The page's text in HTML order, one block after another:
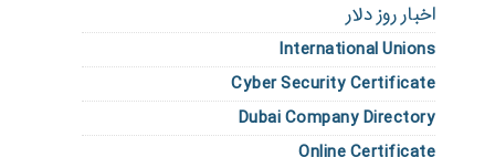
اخبار روز دلار
International Unions
Cyber Security Certificate
Dubai Company Directory
Online Certificate